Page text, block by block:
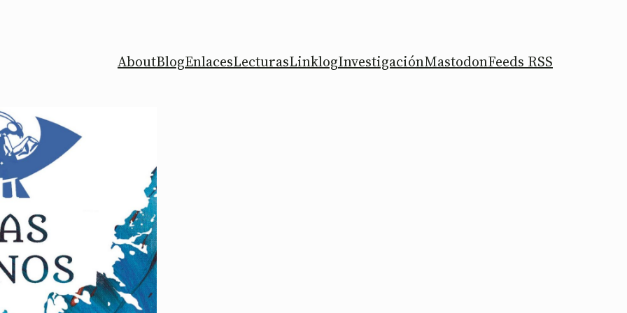
AboutBlogEnlacesLecturasLinklogInvestigaciónMastodonFeeds RSS